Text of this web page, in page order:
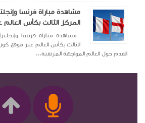
مشاهدة مباراة فرنسا
المركز الثالث بكأس العالم
مشاهدة مباراة فرنسا
القدم حول العالم المواجهة المرتقبة...